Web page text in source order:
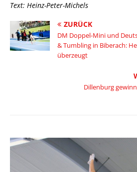
Text: Heinz-Peter-Michels
ZURÜCK
DM Doppel-Mini und
& Tumbling in Biberach:
überzeugt
Dillenburg